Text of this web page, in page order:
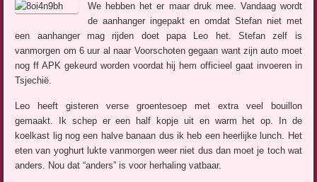
We hebben het er maar druk mee. Vandaag wordt
de aanhanger ingepakt en omdat Stefan niet met
een aanhanger mag rijden doet papa Leo het. Stefan zelf is
vanmorgen om 6 uur al naar Voorschoten gegaan want zijn auto moet
nog ff APK gekeurd worden voordat hij hem officieel gaat invoeren in
Tsjechië.
Leo heeft gisteren verse groentesoep met extra veel bouillon
gemaakt. Ik schep er een half kopje uit en warm het op. In de
koelkast lig nog een halve banaan dus ik heb een heerlijke lunch. Het
eten van yoghurt lukte vanmorgen weer niet dus dan moet je toch wat
anders. Nou dat “anders” is voor herhaling vatbaar.